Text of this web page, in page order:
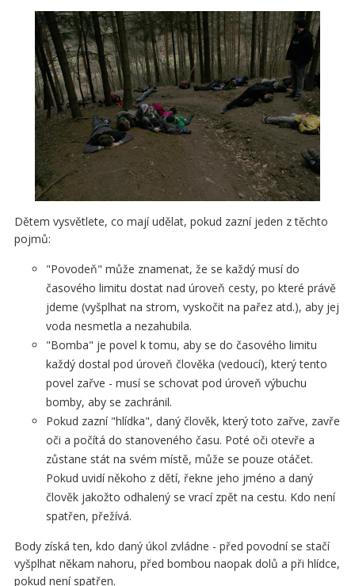
Dětem vysvětlete, co mají udělat, pokud zazní jeden z těchto
pojmů:
"Povodeň" může znamenat, že se každý musí do
časového limitu dostat nad úroveň cesty, po které právě
jdeme (vyšplhat na strom, vyskočit na pařez atd.), aby jej
voda nesmetla a nezahubila.
"Bomba" je povel k tomu, aby se do časového limitu
každý dostal pod úroveň člověka (vedoucí), který tento
povel zařve - musí se schovat pod úroveň výbuchu
bomby, aby se zachránil.
Pokud zazní "hlídka", daný člověk, který toto zařve, zavře
oči a počítá do stanoveného času. Poté oči otevře a
zůstane stát na svém místě, může se pouze otáčet.
Pokud uvidí někoho z dětí, řekne jeho jméno a daný
člověk jakožto odhalený se vrací zpět na cestu. Kdo není
spatřen, přežívá.
Body získá ten, kdo daný úkol zvládne - před povodní se stačí
vyšplhat někam nahoru, před bombou naopak dolů a při hlídce,
pokud není spatřen.